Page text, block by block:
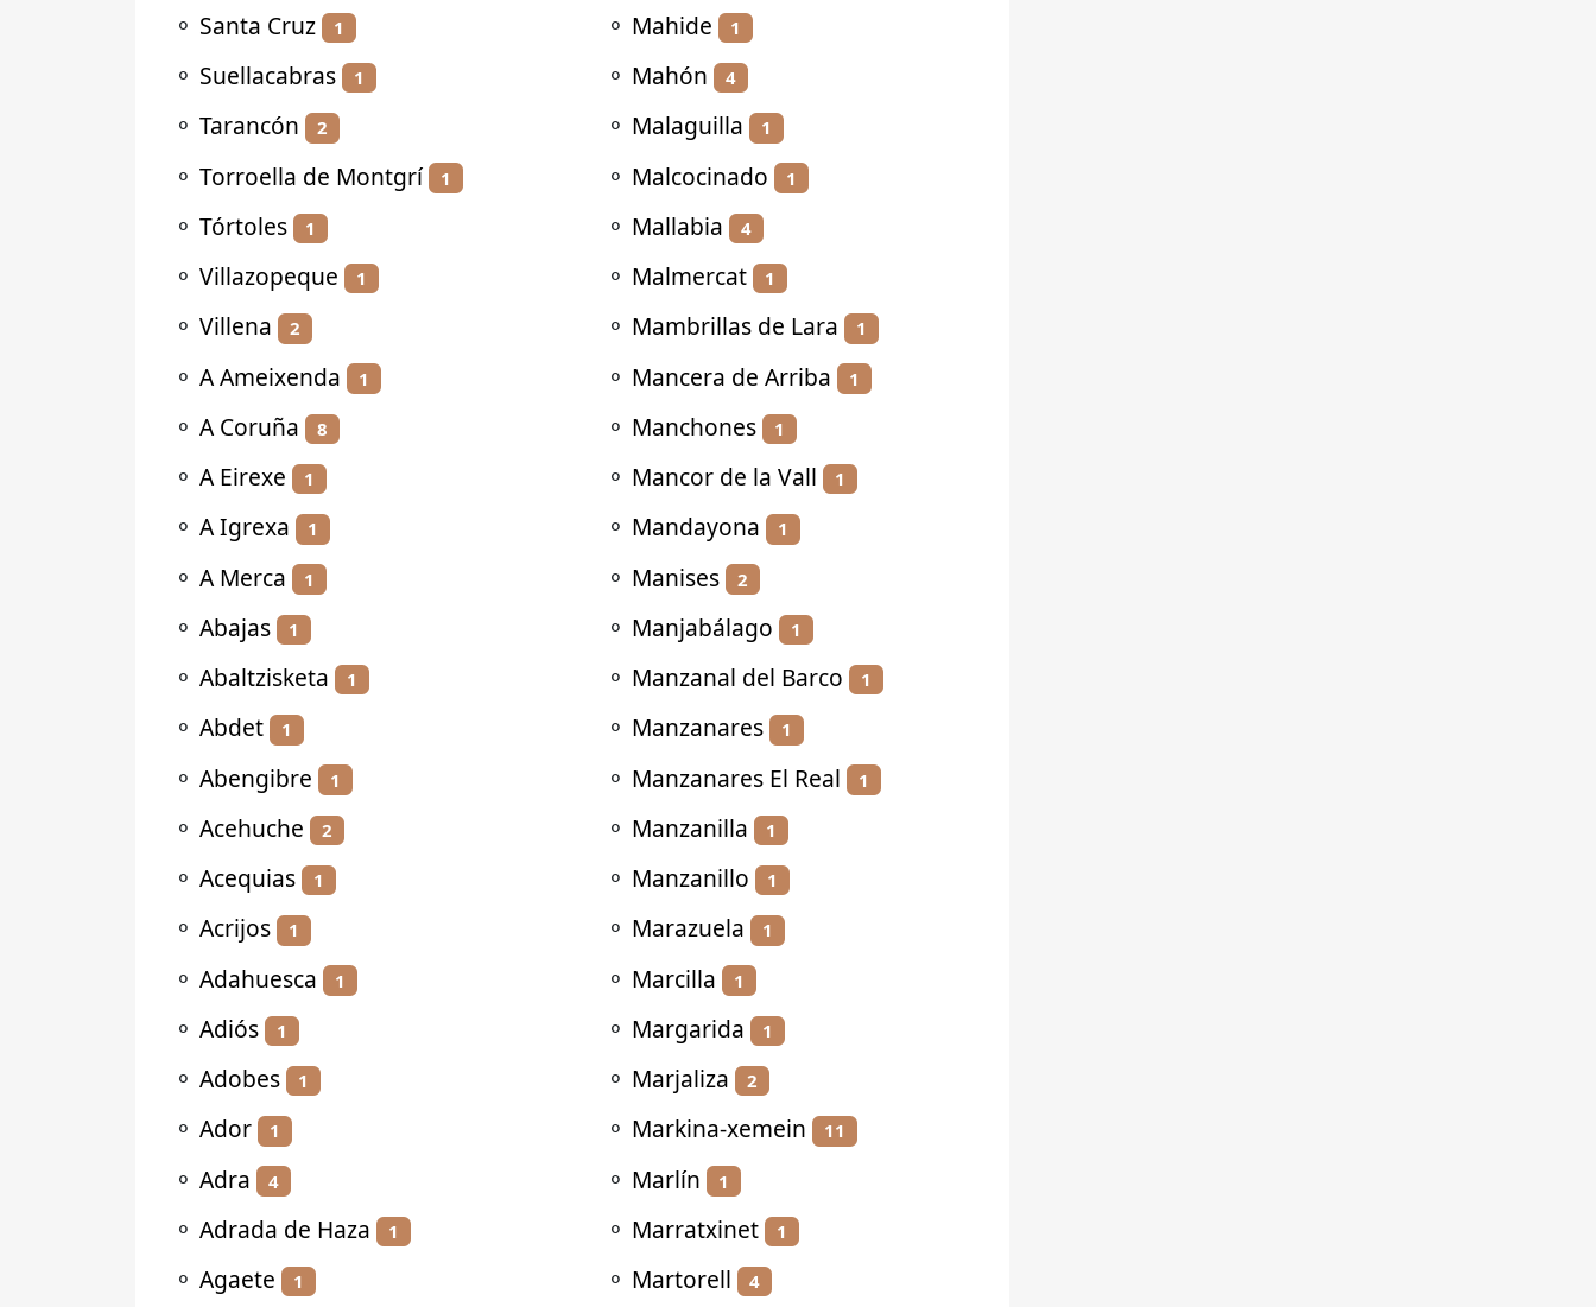
⚬ Santa Cruz 1
⚬ Suellacabras 1
⚬ Tarancón 2
⚬ Torroella de Montgrí 1
⚬ Tórtoles 1
⚬ Villazopeque 1
⚬ Villena 2
⚬ A Ameixenda 1
⚬ A Coruña 8
⚬ A Eirexe 1
⚬ A Igrexa 1
⚬ A Merca 1
⚬ Abajas 1
⚬ Abaltzisketa 1
⚬ Abdet 1
⚬ Abengibre 1
⚬ Acehuche 2
⚬ Acequias 1
⚬ Acrijos 1
⚬ Adahuesca 1
⚬ Adiós 1
⚬ Adobes 1
⚬ Ador 1
⚬ Adra 4
⚬ Adrada de Haza 1
⚬ Agaete 1
⚬ Mahide 1
⚬ Mahón 4
⚬ Malaguilla 1
⚬ Malcocinado 1
⚬ Mallabia 4
⚬ Malmercat 1
⚬ Mambrillas de Lara 1
⚬ Mancera de Arriba 1
⚬ Manchones 1
⚬ Mancor de la Vall 1
⚬ Mandayona 1
⚬ Manises 2
⚬ Manjabálago 1
⚬ Manzanal del Barco 1
⚬ Manzanares 1
⚬ Manzanares El Real 1
⚬ Manzanilla 1
⚬ Manzanillo 1
⚬ Marazuela 1
⚬ Marcilla 1
⚬ Margarida 1
⚬ Marjaliza 2
⚬ Markina-xemein 11
⚬ Marlín 1
⚬ Marratxinet 1
⚬ Martorell 4